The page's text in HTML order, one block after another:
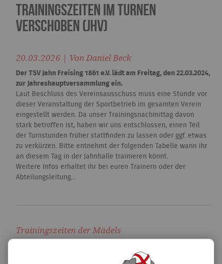
Trainingszeiten im Turnen
verschoben (JHV)
20.03.2026 | Von Daniel Beck
Der TSV Jahn Freising 1861 e.V. lädt am Freitag, den 22.03.2024,
zur Jahreshauptversammlung ein.
Laut Beschluss des Vereinsausschuss muss eine Stunde vor
dieser Veranstaltung der Sportbetrieb im gesamten Verein
eingestellt werden. Da unser Trainingsnachmittag davon
stark betroffen ist, haben wir uns entschlossen, einen Teil
der Turnstunden früher stattfinden zu lassen oder ggf. etwas
zu verkürzen. Bitte entnehmt der folgenden Tabelle wann ihr
an diesem Tag in der Jahnhalle trainieren könnt.
Weitere Infos erhaltet ihr bei euren Trainern oder der
Abteilungsleitung...
Trainingszeiten der Mädels